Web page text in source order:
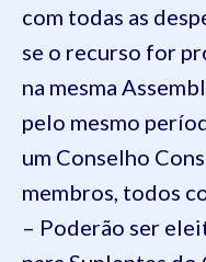
com todas as
se o recurso for
na mesma
pelo mesmo
um Conselho
membros, todos
– Poderão ser